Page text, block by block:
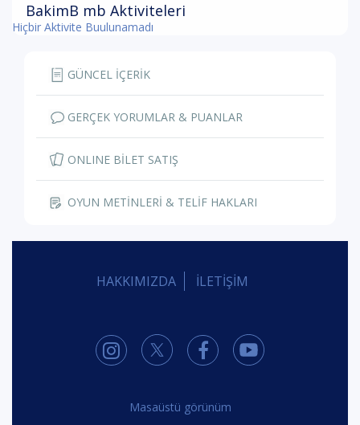
BakimB mb Aktiviteleri
Hiçbir Aktivite Buulunamadı
GÜNCEL İÇERİK
GERÇEK YORUMLAR & PUANLAR
ONLINE BİLET SATIŞ
OYUN METİNLERİ & TELİF HAKLARI
HAKKIMIZDA İLETİŞİM
Masaüstü görünüm